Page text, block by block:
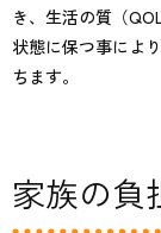
き、生活の質（
状態に保つ事によ
ちます。
家族の負